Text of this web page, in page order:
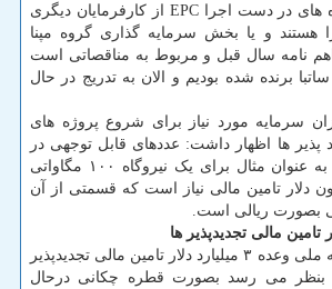
وی اضافه کرد: پروژه های در دست اجرا EPC از کارفرمایان دیگری
هستند و یا بخش سرمایه گذاری گروه مپنا
نامه سال قبل و مربوط به مناقصاتی است
سال ۱۴۰۲ از ساتبا برنده شده بودیم و الان به تدریج در حال
سرمایه مورد نیاز برای شروع پروژه های
ها اظهار داشت: عددهای قابل توجهی در
این زمینه وجود دارد به عنوان مثال برای یک نیروگاه ۱۰۰ مگاواتی
معادل ۳۰ میلیون دلار تامین مالی نیاز است که قسمتی از آن
بصورت ریالی است.
تامین مالی تجدیدپذیر ها
اگر چه صندوق توسعه ملی وعده ۳ میلیارد دلار تامین مالی تجدیدپذیر
بنظر می رسد بصورت قطره چکانی درحال